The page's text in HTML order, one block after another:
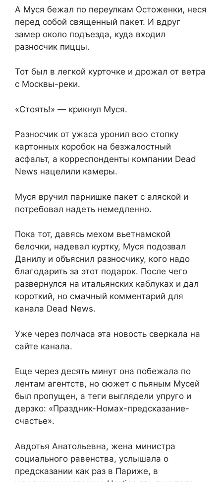
А Муся бежал по переулкам Остоженки, неся
перед собой священный пакет. И вдруг
замер около подъезда, куда входил
разносчик пиццы.
Тот был в легкой курточке и дрожал от ветра
с Москвы-реки.
«Стоять!» — крикнул Муся.
Разносчик от ужаса уронил всю стопку
картонных коробок на безжалостный
асфальт, а корреспонденты компании Dead
News нацелили камеры.
Муся вручил парнишке пакет с аляской и
потребовал надеть немедленно.
Пока тот, давясь мехом вьетнамской
белочки, надевал куртку, Муся подозвал
Данилу и объяснил разносчику, кого надо
благодарить за этот подарок. После чего
развернулся на итальянских каблуках и дал
короткий, но смачный комментарий для
канала Dead News.
Уже через полчаса эта новость сверкала на
сайте канала.
Еще через десять минут она побежала по
лентам агентств, но сюжет с пьяным Мусей
был пропущен, а теги выглядели упруго и
дерзко: «Праздник-Номах-предсказание-
счастье».
Авдотья Анатольевна, жена министра
социального равенства, услышала о
предсказании как раз в Париже, в